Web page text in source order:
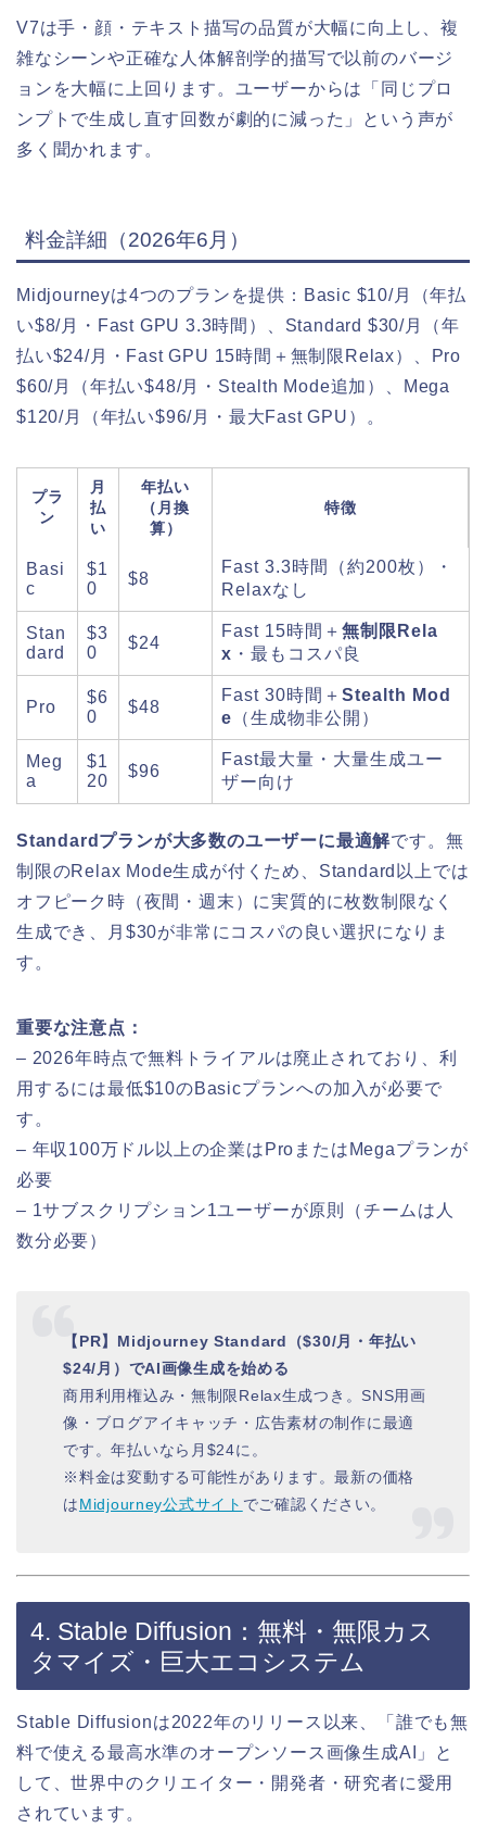
V7は手・顔・テキスト描写の品質が大幅に向上し、複
雑なシーンや正確な人体解剖学的描写で以前のバージ
ョンを大幅に上回ります。ユーザーからは「同じプロ
ンプトで生成し直す回数が劇的に減った」という声が
多く聞かれます。
料金詳細（2026年6月）
Midjourneyは4つのプランを提供：Basic $10/月（年払
い$8/月・Fast GPU 3.3時間）、Standard $30/月（年
払い$24/月・Fast GPU 15時間＋無制限Relax）、Pro
$60/月（年払い$48/月・Stealth Mode追加）、Mega
$120/月（年払い$96/月・最大Fast GPU）。
プラ
ン
月
払
い
年払い
（月換
算）
特徴
Basi
c
$1
0
$8
Fast 3.3時間（約200枚）・
Relaxなし
Stan
dard
$3
0
$24
Fast 15時間＋ 無制限Rela
x ・最もコスパ良
Pro
$6
0
$48
Fast 30時間＋ Stealth Mod
e （生成物非公開）
Meg
a
$1
20
$96
Fast最大量・大量生成ユー
ザー向け
Standardプランが大多数のユーザーに最適解です。無
制限のRelax Mode生成が付くため、Standard以上では
オフピーク時（夜間・週末）に実質的に枚数制限なく
生成でき、月$30が非常にコスパの良い選択になりま
す。
重要な注意点：
– 2026年時点で無料トライアルは廃止されており、利
用するには最低$10のBasicプランへの加入が必要で
す。
– 年収100万ドル以上の企業はProまたはMegaプランが
必要
– 1サブスクリプション1ユーザーが原則（チームは人
数分必要）
【PR】Midjourney Standard（$30/月・年払い
$24/月）でAI画像生成を始める
商用利用権込み・無制限Relax生成つき。SNS用画
像・ブログアイキャッチ・広告素材の制作に最適
です。年払いなら月$24に。
※料金は変動する可能性があります。最新の価格
はMidjourney公式サイト でご確認ください。
4. Stable Diffusion：無料・無限カス
タマイズ・巨大エコシステム
Stable Diffusionは2022年のリリース以来、「誰でも無
料で使える最高水準のオープンソース画像生成AI」と
して、世界中のクリエイター・開発者・研究者に愛用
されています。